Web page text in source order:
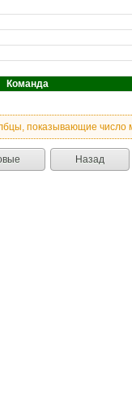
Команда
показывающие число
Назад